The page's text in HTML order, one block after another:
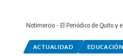
Notimercio - El Periódico de Quito y
ACTUALIDAD EDUCACIÓN